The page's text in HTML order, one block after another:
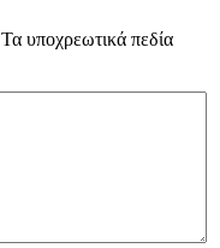
Τα υποχρεωτικά πεδία